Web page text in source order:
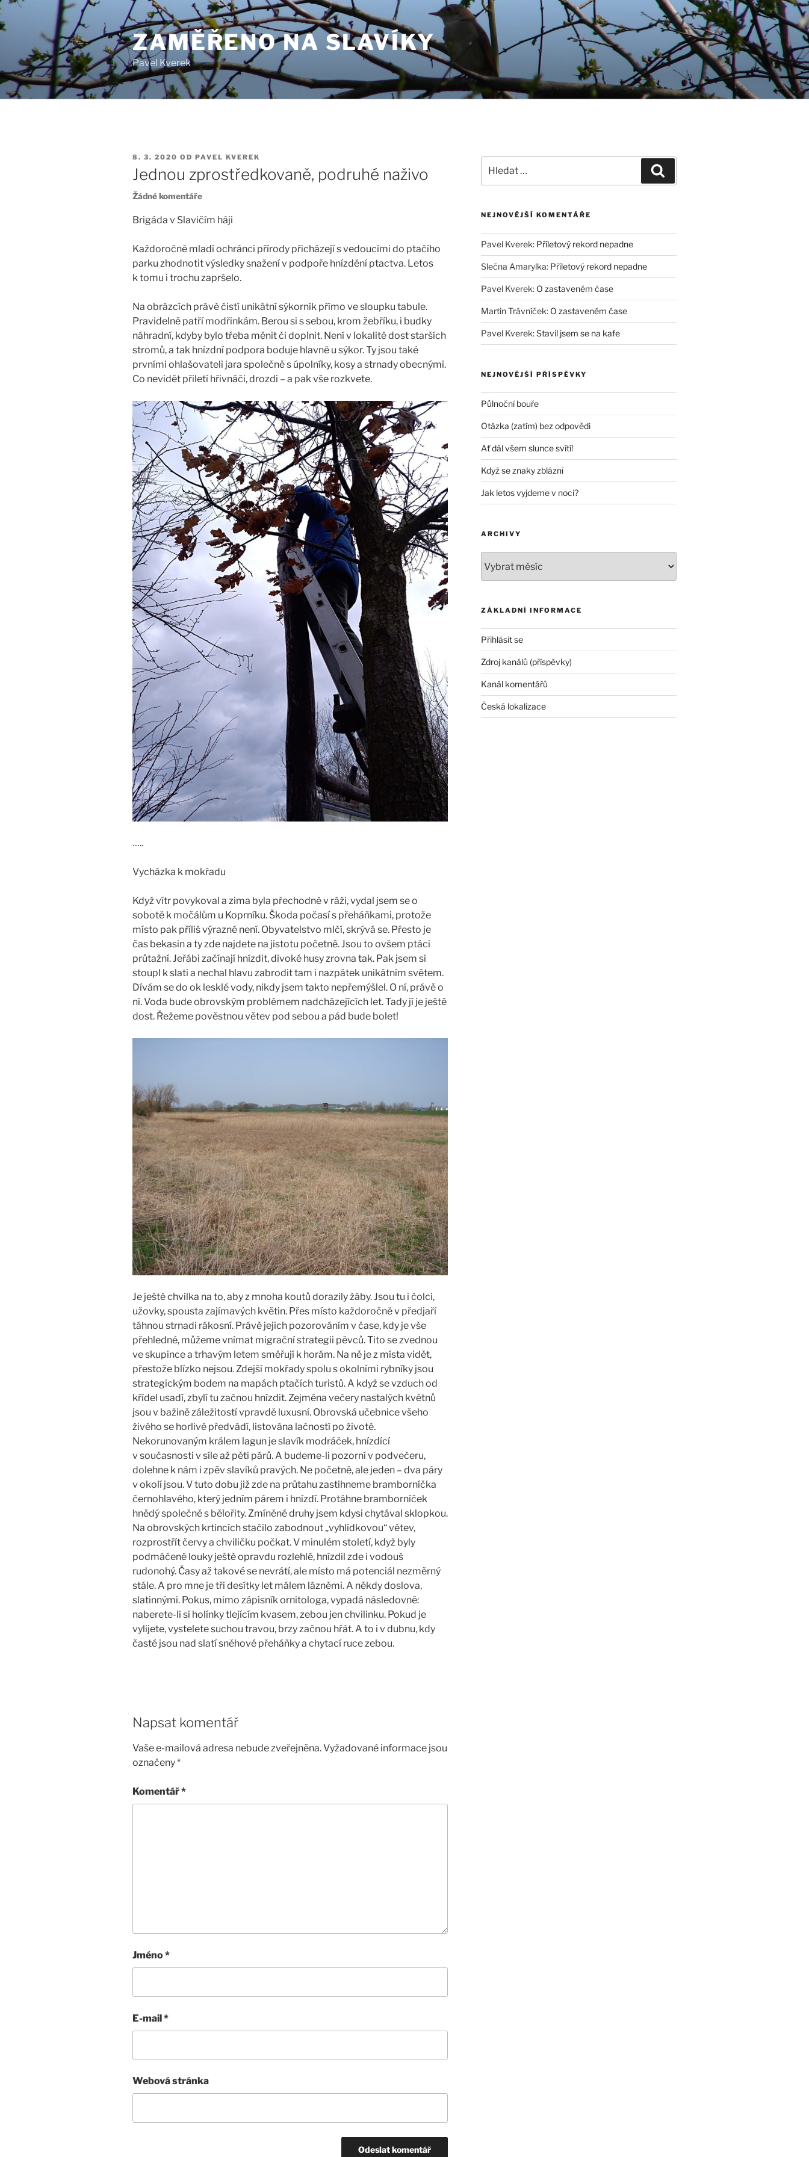
Přejít
k
obsahu
ZAMĚŘENO NA SLAVÍKY
Pavel Kverek
PUBLIKOVÁNO
8. 3. 2020 OD PAVEL KVEREK
Jednou zprostředkovaně, podruhé naživo
Žádné komentářeu
s
Jednou
zprostředkovaně,
podruhé
naživo
Brigáda v Slavičím háji
Každoročně mladí ochránci přírody přicházejí s vedoucími do ptačího
parku zhodnotit výsledky snažení v podpoře hnízdění ptactva. Letos
k tomu i trochu zapršelo.
Na obrázcích právě čistí unikátní sýkorník přímo ve sloupku tabule.
Pravidelně patří modřinkám. Berou si s sebou, krom žebříku, i budky
náhradní, kdyby bylo třeba měnit či doplnit. Není v lokalitě dost starších
stromů, a tak hnízdní podpora boduje hlavně u sýkor. Ty jsou také
prvními ohlašovateli jara společně s úpolníky, kosy a strnady obecnými.
Co nevidět přiletí hřivnáči, drozdi – a pak vše rozkvete.
…..
Vycházka k mokřadu
Když vítr povykoval a zima byla přechodně v ráži, vydal jsem se o
sobotě k močálům u Koprníku. Škoda počasí s přeháňkami, protože
místo pak příliš výrazné není. Obyvatelstvo mlčí, skrývá se. Přesto je
čas bekasin a ty zde najdete na jistotu početně. Jsou to ovšem ptáci
průtažní. Jeřábi začínají hnízdit, divoké husy zrovna tak. Pak jsem si
stoupl k slati a nechal hlavu zabrodit tam i nazpátek unikátním světem.
Dívám se do ok lesklé vody, nikdy jsem takto nepřemýšlel. O ní, právě o
ní. Voda bude obrovským problémem nadcházejících let. Tady jí je ještě
dost. Řežeme pověstnou větev pod sebou a pád bude bolet!
Je ještě chvilka na to, aby z mnoha koutů dorazily žáby. Jsou tu i čolci,
užovky, spousta zajímavých květin. Přes místo každoročně v předjaří
táhnou strnadi rákosní. Právě jejich pozorováním v čase, kdy je vše
přehledné, můžeme vnímat migrační strategii pěvců. Tito se zvednou
ve skupince a trhavým letem směřují k horám. Na ně je z místa vidět,
přestože blízko nejsou. Zdejší mokřady spolu s okolními rybníky jsou
strategickým bodem na mapách ptačích turistů. A když se vzduch od
křídel usadí, zbylí tu začnou hnízdit. Zejména večery nastalých květnů
jsou v bažině záležitostí vpravdě luxusní. Obrovská učebnice všeho
živého se horlivě předvádí, listována lačností po životě.
Nekorunovaným králem lagun je slavík modráček, hnízdící
v současnosti v síle až pěti párů. A budeme-li pozorní v podvečeru,
dolehne k nám i zpěv slavíků pravých. Ne početně, ale jeden – dva páry
v okolí jsou. V tuto dobu již zde na průtahu zastihneme bramborníčka
černohlavého, který jedním párem i hnízdí. Protáhne bramborníček
hnědý společně s bělořity. Zmíněné druhy jsem kdysi chytával sklopkou.
Na obrovských krtincích stačilo zabodnout „vyhlídkovou“ větev,
rozprostřít červy a chviličku počkat. V minulém století, když byly
podmáčené louky ještě opravdu rozlehlé, hnízdil zde i vodouš
rudonohý. Časy až takové se nevrátí, ale místo má potenciál nezměrný
stále. A pro mne je tři desítky let málem lázněmi. A někdy doslova,
slatinnými. Pokus, mimo zápisník ornitologa, vypadá následovně:
naberete-li si holínky tlejícím kvasem, zebou jen chvilinku. Pokud je
vylijete, vystelete suchou travou, brzy začnou hřát. A to i v dubnu, kdy
časté jsou nad slatí sněhové přeháňky a chytací ruce zebou.
Napsat komentář
Vaše e-mailová adresa nebude zveřejněna.Vyžadované informace jsou
označeny*
Komentář*
Jméno*
E-mail*
Webová stránka
NEJNOVĚJŠÍ KOMENTÁŘE
Pavel Kverek: Příletový rekord nepadne
Slečna Amarylka: Příletový rekord nepadne
Pavel Kverek: O zastaveném čase
Martin Trávníček: O zastaveném čase
Pavel Kverek:Stavil jsem se na kafe
NEJNOVĚJŠÍ PŘÍSPĚVKY
Půlnoční bouře
Otázka (zatím) bez odpovědi
Ať dál všem slunce svítí!
Když se znaky zblázní
Jak letos vyjdeme v noci?
ARCHIVY
ZÁKLADNÍ INFORMACE
Přihlásit se
Zdroj kanálů (příspěvky)
Kanál komentářů
Česká lokalizace